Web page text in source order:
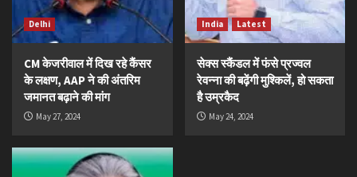
Delhi
CM केजरीवाल में दिख रहे कैंसर
के लक्षण, AAP ने की अंतरिम
जमानत बढ़ाने की मांग
May 27, 2024
India Latest
सेक्स स्कैंडल में फंसे प्रज्वल
रेवन्ना की बढ़ेंगी मुश्किलें, हो सकता
है उम्रकैद
May 24, 2024